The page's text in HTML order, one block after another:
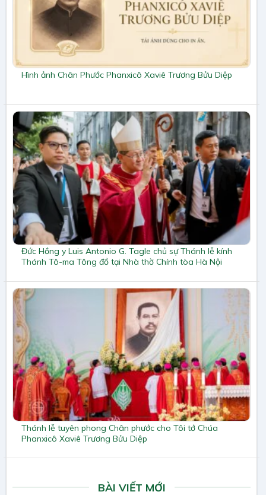
Hình ảnh Chân Phước Phanxicô Xaviê Trương Bửu Diệp
Đức Hồng y Luis Antonio G. Tagle chủ sự Thánh lễ kính
Thánh Tô-ma Tông đồ tại Nhà thờ Chính tòa Hà Nội
Thánh lễ tuyên phong Chân phước cho Tôi tớ Chúa
Phanxicô Xaviê Trương Bửu Diệp
BÀI VIẾT MỚI